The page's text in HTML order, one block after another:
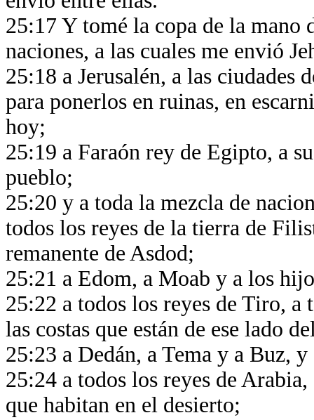
25:17 Y tomé la copa de la mano
naciones, a las cuales me envió
25:18 a Jerusalén, a las ciudades
para ponerlos en ruinas, en
hoy;
25:19 a Faraón rey de Egipto, a
pueblo;
25:20 y a toda la mezcla de
todos los reyes de la tierra de
remanente de Asdod;
25:21 a Edom, a Moab y a los
25:22 a todos los reyes de Tiro, a
las costas que están de ese lado
25:23 a Dedán, a Tema y a Buz,
25:24 a todos los reyes de
que habitan en el desierto;